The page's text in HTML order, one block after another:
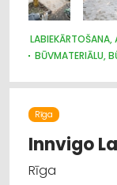
BŪVMATERIĀLU,
Rīga
Innvigo
Rīga